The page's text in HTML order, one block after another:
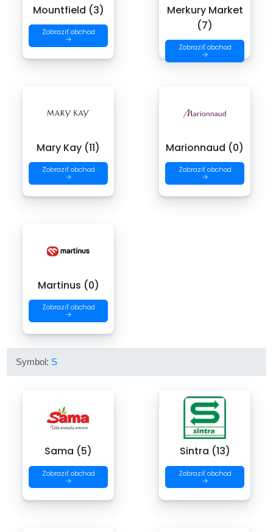
Mountfield (3)
Zobraziť obchod
→
Merkury Market
(7)
Zobraziť obchod
→
Mary Kay (11)
Zobraziť obchod
→
Marionnaud (0)
Zobraziť obchod
→
Martinus (0)
Zobraziť obchod
→
Symbol: S
Sama (5)
Zobraziť obchod
→
Sintra (13)
Zobraziť obchod
→